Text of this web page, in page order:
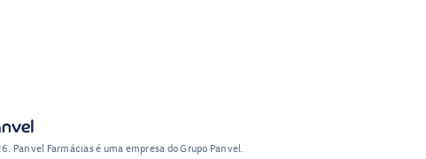
Panvel Farmácias é uma empresa do Grupo Panvel.